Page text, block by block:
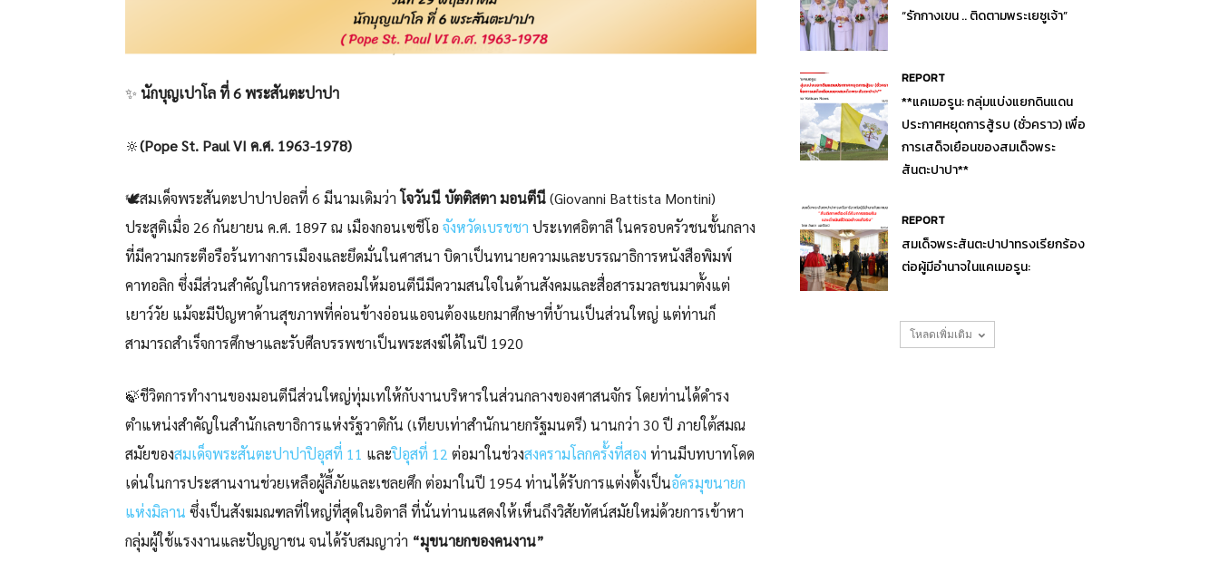
✨ นักบุญเปาโล ที่ 6พระสันตะปาปา
🔆(Pope St. Paul VI ค.ศ. 1963-1978)
🕊️สมเด็จพระสันตะปาปาปอลที่ 6 มีนามเดิมว่า โจวันนี บัตติสตา มอนตีนี(Giovanni Battista Montini)
ประสูติเมื่อ 26 กันยายน ค.ศ. 1897 ณ เมืองกอนเซชีโอ จังหวัดเบรชชา ประเทศอิตาลี ในครอบครัวชนชั้นกลาง
ที่มีความกระตือรือร้นทางการเมืองและยึดมั่นในศาสนา บิดาเป็นทนายความและบรรณาธิการหนังสือพิมพ์
คาทอลิก ซึ่งมีส่วนสำคัญในการหล่อหลอมให้มอนตีนีมีความสนใจในด้านสังคมและสื่อสารมวลชนมาตั้งแต่
เยาว์วัย แม้จะมีปัญหาด้านสุขภาพที่ค่อนข้างอ่อนแอจนต้องแยกมาศึกษาที่บ้านเป็นส่วนใหญ่ แต่ท่านก็
สามารถสำเร็จการศึกษาและรับศีลบรรพชาเป็นพระสงฆ์ได้ในปี 1920
🍃ชีวิตการทำงานของมอนตีนีส่วนใหญ่ทุ่มเทให้กับงานบริหารในส่วนกลางของศาสนจักร โดยท่านได้ดำรง
ตำแหน่งสำคัญในสำนักเลขาธิการแห่งรัฐวาติกัน (เทียบเท่าสำนักนายกรัฐมนตรี) นานกว่า 30 ปี ภายใต้สมณ
สมัยของสมเด็จพระสันตะปาปาปิอุสที่ 11 และปิอุสที่ 12 ต่อมาในช่วงสงครามโลกครั้งที่สอง ท่านมีบทบาทโดด
เด่นในการประสานงานช่วยเหลือผู้ลี้ภัยและเชลยศึก ต่อมาในปี 1954 ท่านได้รับการแต่งตั้งเป็นอัครมุขนายก
แห่งมิลาน ซึ่งเป็นสังฆมณฑลที่ใหญ่ที่สุดในอิตาลี ที่นั่นท่านแสดงให้เห็นถึงวิสัยทัศน์สมัยใหม่ด้วยการเข้าหา
กลุ่มผู้ใช้แรงงานและปัญญาชน จนได้รับสมญาว่า “มุขนายกของคนงาน”
“รักกางเขน .. ติดตามพระเยซูเจ้า”
REPORT
**แคเมอรูน: กลุ่มแบ่งแยกดินแดน
ประกาศหยุดการสู้รบ (ชั่วคราว) เพื่อ
การเสด็จเยือนของสมเด็จพระ
สันตะปาปา**
REPORT
สมเด็จพระสันตะปาปาทรงเรียกร้อง
ต่อผู้มีอำนาจในแคเมอรูน:
โหลดเพิ่มเติม